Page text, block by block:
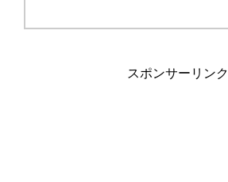
スポンサーリンク